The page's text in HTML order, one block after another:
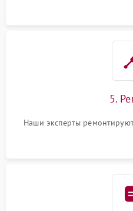
5.
Наши эксперты